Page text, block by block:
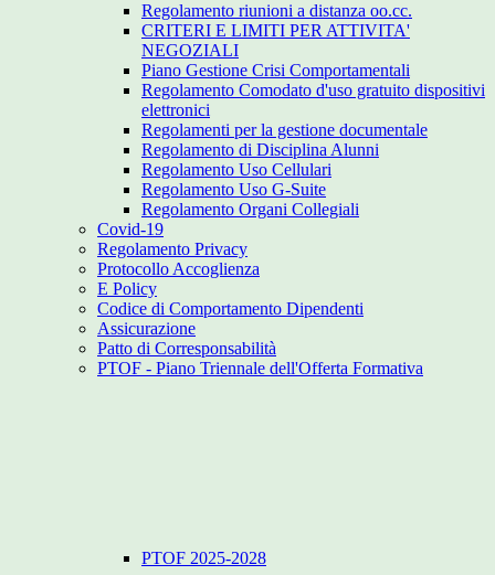
Regolamento riunioni a distanza oo.cc.
CRITERI E LIMITI PER ATTIVITA'
NEGOZIALI
Piano Gestione Crisi Comportamentali
Regolamento Comodato d'uso gratuito dispositivi
elettronici
Regolamenti per la gestione documentale
Regolamento di Disciplina Alunni
Regolamento Uso Cellulari
Regolamento Uso G-Suite
Regolamento Organi Collegiali
Covid-19
Regolamento Privacy
Protocollo Accoglienza
E Policy
Codice di Comportamento Dipendenti
Assicurazione
Patto di Corresponsabilità
PTOF - Piano Triennale dell'Offerta Formativa
PTOF 2025-2028